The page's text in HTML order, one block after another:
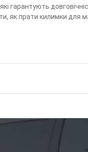
гарантують
як прати килимки